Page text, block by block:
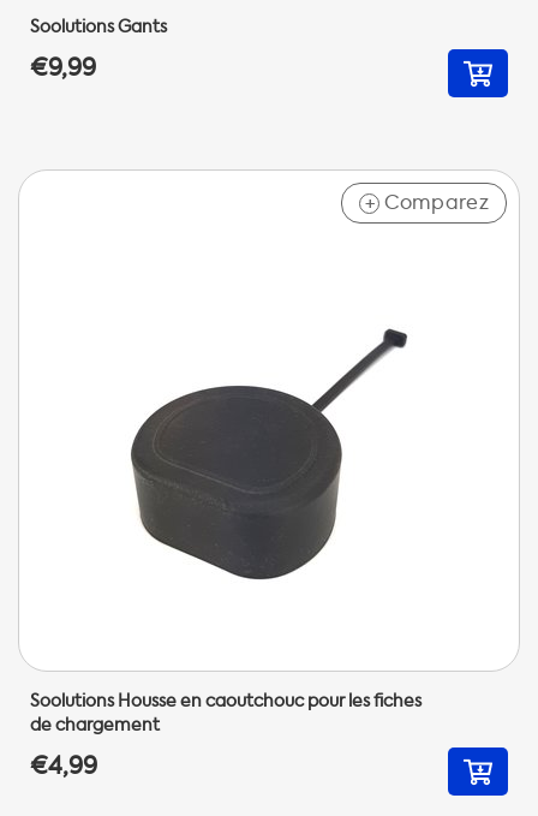
Soolutions Gants
€9,99
+ Comparez
Soolutions Housse en caoutchouc pour les fiches
de chargement
€4,99